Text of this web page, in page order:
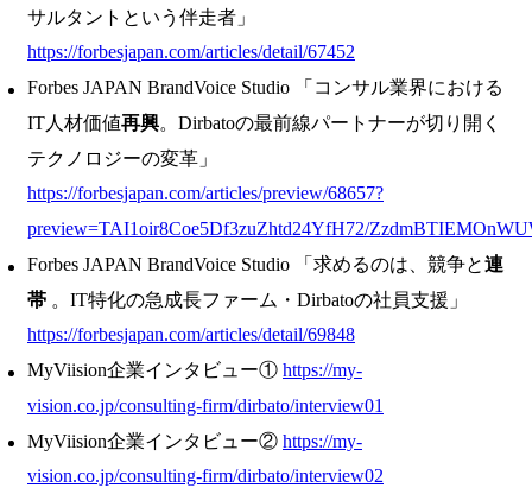
サルタントという伴走者」
https://forbesjapan.com/articles/detail/67452
Forbes JAPAN BrandVoice Studio 「コンサル業界における
IT人材価値再興。Dirbatoの最前線パートナーが切り開く
テクノロジーの変革」
https://forbesjapan.com/articles/preview/68657?
preview=TAI1oir8Coe5Df3zuZhtd24YfH72/
Forbes JAPAN BrandVoice Studio 「求めるのは、競争と連
帯 。IT特化の急成長ファーム・Dirbatoの社員支援」
https://forbesjapan.com/articles/detail/69848
MyViision企業インタビュー① https://my-
vision.co.jp/consulting-firm/dirbato/interview01
MyViision企業インタビュー② https://my-
vision.co.jp/consulting-firm/dirbato/interview02